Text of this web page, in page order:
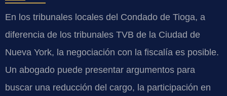
En los tribunales locales del Condado de Tioga, a
diferencia de los tribunales TVB de la Ciudad de
Nueva York, la negociación con la fiscalía es posible.
Un abogado puede presentar argumentos para
buscar una reducción del cargo, la participación en